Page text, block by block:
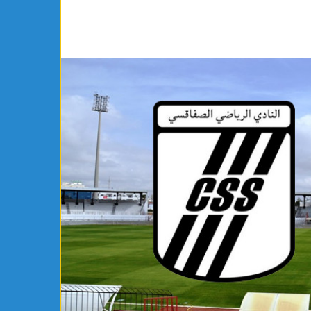
بساقية الدائر يتعاقد رسميًا مع
مواطنة
أوروبية
تعلن
إسلامها
بمكتب
مفتي
الجمهورية
يوجد يومين
مواطنة أوروبية
الجمهورية